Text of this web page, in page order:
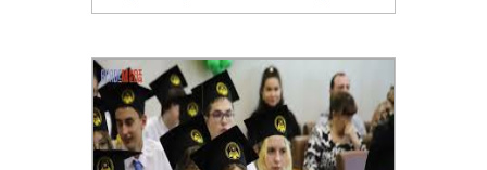
Апарат Президії
Секція хімічних і біологічних наук
Секція суспільних і гуманітарних наук
Установи при Президії